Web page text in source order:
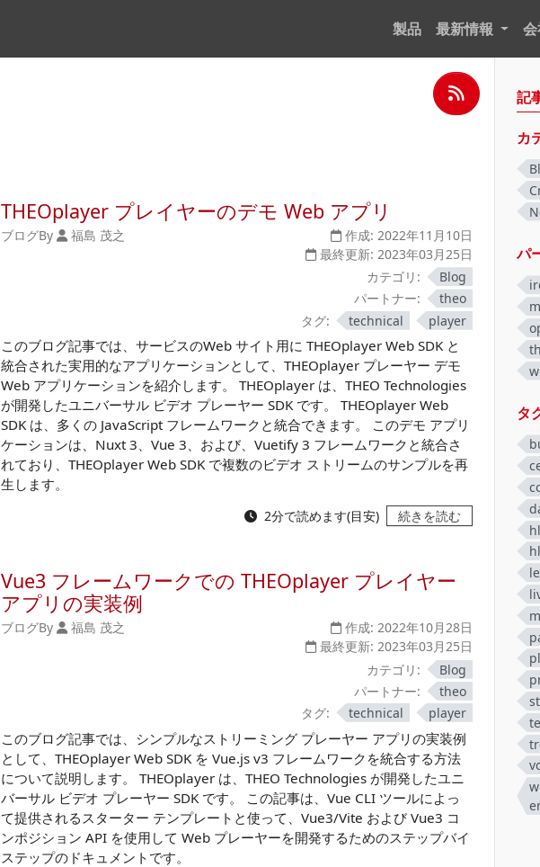
製品 最新情報
記
カ
パ
タ
THEOplayer プレイヤーのデモ Web アプリ
ブログBy 福島 茂之 作成:2022年11月10日
最終更新:2023年03月25日
カテゴリ:
Blog
パートナー:
theo
タグ:
technical player
このブログ記事では、サービスのWeb サイト用に THEOplayer Web SDK と
統合された実用的なアプリケーションとして、THEOplayer プレーヤー デモ
Web アプリケーションを紹介します。 THEOplayer は、THEO Technologies
が開発したユニバーサル ビデオ プレーヤー SDK です。 THEOplayer Web
SDK は、多くの JavaScript フレームワークと統合できます。 このデモ アプリ
ケーションは、Nuxt 3、Vue 3、および、Vuetify 3 フレームワークと統合さ
れており、THEOplayer Web SDK で複数のビデオ ストリームのサンプルを再
生します。
2分で読めます(目安) 続きを読む
Vue3 フレームワークでの THEOplayer プレイヤー
アプリの実装例
ブログBy 福島 茂之 作成:2022年10月28日
最終更新:2023年03月25日
カテゴリ:
Blog
パートナー:
theo
タグ:
technical player
このブログ記事では、シンプルなストリーミング プレーヤー アプリの実装例
として、THEOplayer Web SDK を Vue.js v3 フレームワークを統合する方法
について説明します。 THEOplayer は、THEO Technologies が開発したユニ
バーサル ビデオ プレーヤー SDK です。 この記事は、Vue CLI ツールによっ
て提供されるスターター テンプレートと使って、Vue3/Vite および Vue3 コ
ンポジション API を使用して Web プレーヤーを開発するためのステップバイ
ステップのドキュメントです。